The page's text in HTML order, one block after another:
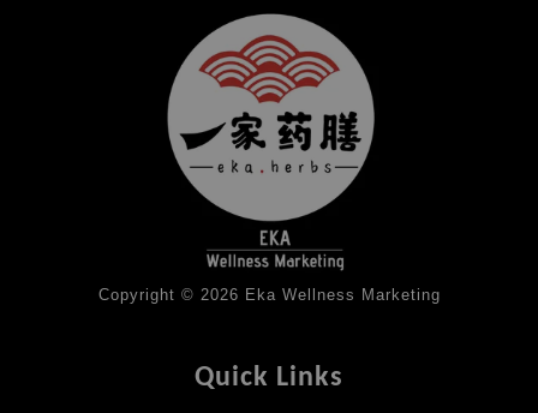
Copyright © 2026 Eka Wellness Marketing
Quick Links